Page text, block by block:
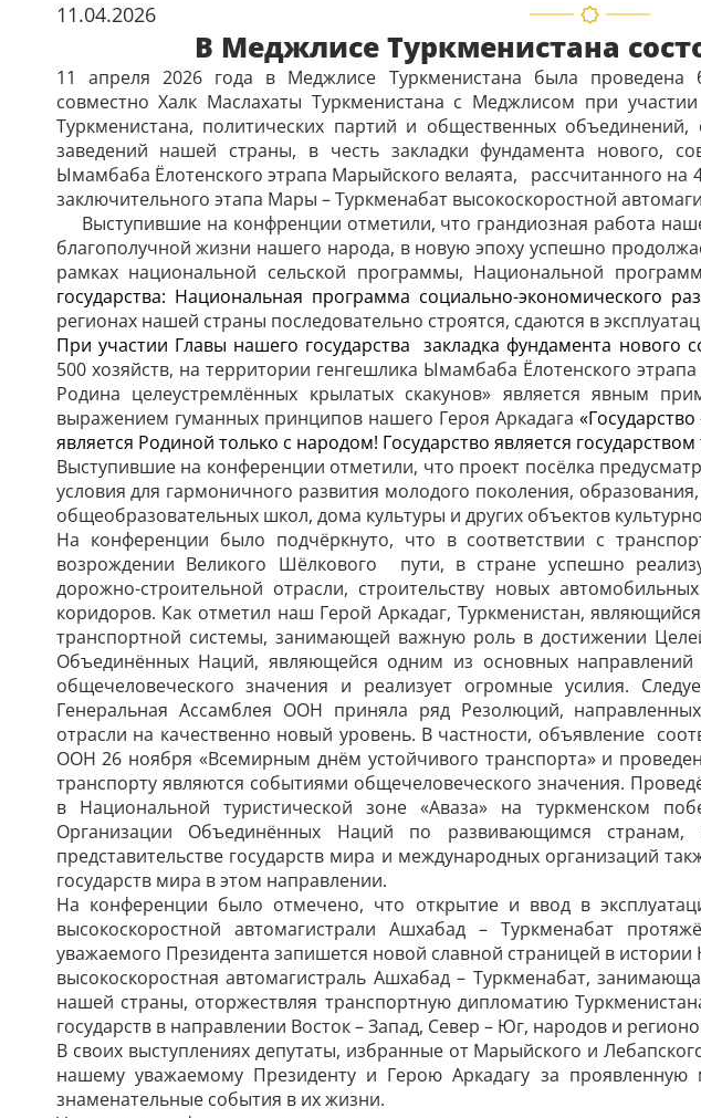
11.04.2026
В Меджлисе Туркменистана
11 апреля 2026 года в Меджлисе Туркменистана была проведена
совместно Халк Маслахаты Туркменистана с Меджлисом при
Туркменистана, политических партий и общественных
заведений нашей страны, в честь закладки фундамента нового,
Ымамбаба Ёлотенского этрапа Марыйского велаята, рассчитанного на
заключительного этапа Мары – Туркменабат высокоскоростной
Выступившие на конфренции отметили, что грандиозная работа
благополучной жизни нашего народа, в новую эпоху успешно
рамках национальной сельской программы, Национальной
государства: Национальная программа социально-экономического
регионах нашей страны последовательно строятся, сдаются в
При участии Главы нашего государства закладка фундамента нового
500 хозяйств, на территории генгешлика Ымамбаба Ёлотенского этрапа
Родина целеустремлённых крылатых скакунов» является явным
выражением гуманных принципов нашего Героя Аркадага «Государство
является Родиной только с народом! Государство является
Выступившие на конференции отметили, что проект посёлка
условия для гармоничного развития молодого поколения, образования,
общеобразовательных школ, дома культуры и других объектов
На конференции было подчёркнуто, что в соответствии с
возрождении Великого Шёлкового пути, в стране успешно
дорожно-строительной отрасли, строительству новых
коридоров. Как отметил наш Герой Аркадаг, Туркменистан,
транспортной системы, занимающей важную роль в достижении
Объединённых Наций, являющейся одним из основных
общечеловеческого значения и реализует огромные усилия.
Генеральная Ассамблея ООН приняла ряд Резолюций,
отрасли на качественно новый уровень. В частности, объявление
ООН 26 ноября «Всемирным днём устойчивого транспорта» и
транспорту являются событиями общечеловеческого значения.
в Национальной туристической зоне «Аваза» на туркменском
Организации Объединённых Наций по развивающимся
представительстве государств мира и международных организаций
государств мира в этом направлении.
На конференции было отмечено, что открытие и ввод в
высокоскоростной автомагистрали Ашхабад – Туркменабат
уважаемого Президента запишется новой славной страницей в
высокоскоростная автомагистраль Ашхабад – Туркменабат,
нашей страны, оторжествляя транспортную дипломатию
государств в направлении Восток – Запад, Север – Юг, народов и
В своих выступлениях депутаты, избранные от Марыйского и
нашему уважаемому Президенту и Герою Аркадагу за
знаменательные события в их жизни.